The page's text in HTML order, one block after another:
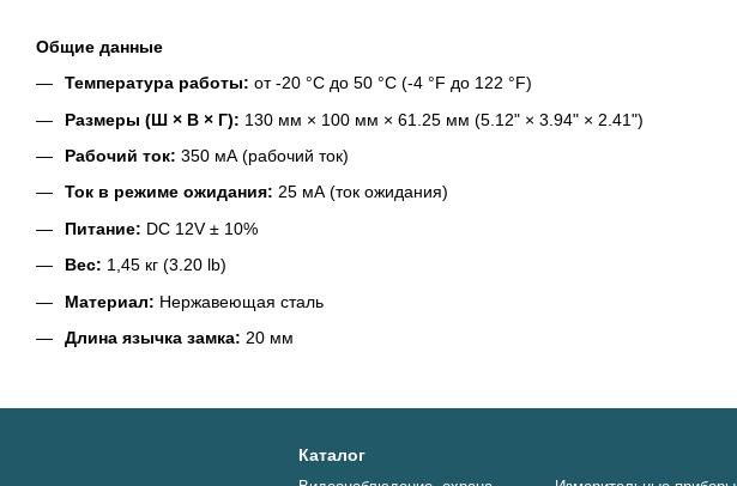
Общие данные
Температура работы: от -20 °C до 50 °C (-4 °F до 122 °F)
Размеры (Ш × В × Г): 130 мм × 100 мм × 61.25 мм (5.12" × 3.94" × 2.41")
Рабочий ток: 350 мА (рабочий ток)
Ток в режиме ожидания: 25 мА (ток ожидания)
Питание: DC 12V ± 10%
Вес: 1,45 кг (3.20 lb)
Материал: Нержавеющая сталь
Длина язычка замка: 20 мм
Каталог